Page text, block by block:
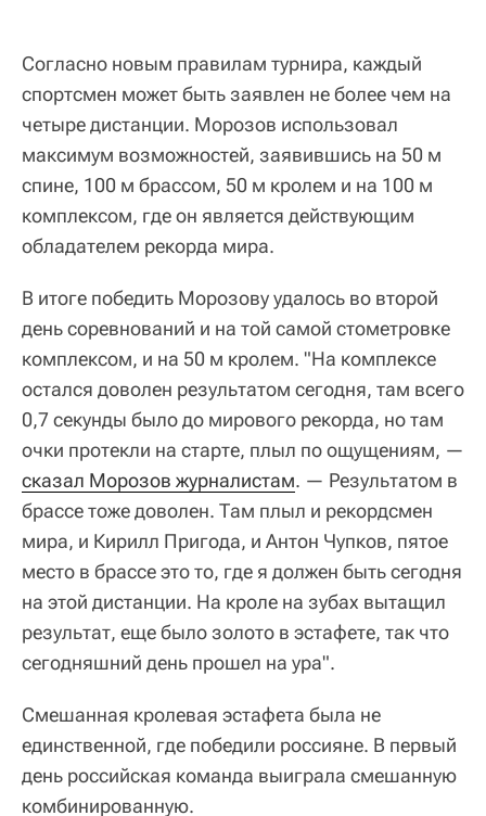
Согласно новым правилам турнира, каждый
спортсмен может быть заявлен не более чем на
четыре дистанции. Морозов использовал
максимум возможностей, заявившись на 50 м
спине, 100 м брассом, 50 м кролем и на 100 м
комплексом, где он является действующим
обладателем рекорда мира.
В итоге победить Морозову удалось во второй
день соревнований и на той самой стометровке
комплексом, и на 50 м кролем. "На комплексе
остался доволен результатом сегодня, там всего
0,7 секунды было до мирового рекорда, но там
очки протекли на старте, плыл по ощущениям, —
сказал Морозов журналистам. — Результатом в
брассе тоже доволен. Там плыл и рекордсмен
мира, и Кирилл Пригода, и Антон Чупков, пятое
место в брассе это то, где я должен быть сегодня
на этой дистанции. На кроле на зубах вытащил
результат, еще было золото в эстафете, так что
сегодняшний день прошел на ура".
Смешанная кролевая эстафета была не
единственной, где победили россияне. В первый
день российская команда выиграла смешанную
комбинированную.